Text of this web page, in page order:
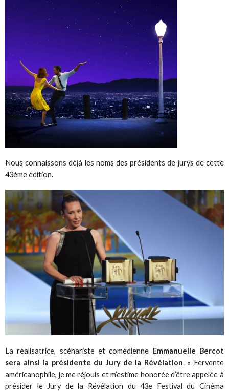
Nous connaissons déjà les noms des présidents de jurys de cette
43ème édition.
La réalisatrice, scénariste et comédienne Emmanuelle Bercot
sera ainsi la présidente du Jury de la Révélation. « Fervente
américanophile, je me réjouis et m’estime honorée d’être appelée à
présider le Jury de la Révélation du 43e Festival du Cinéma